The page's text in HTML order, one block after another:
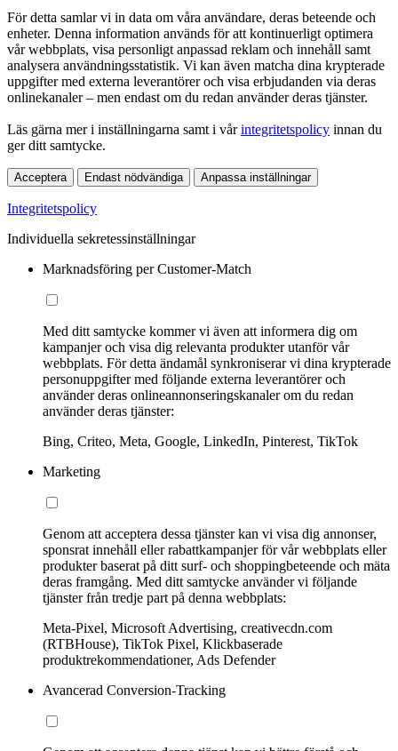
För detta samlar vi in data om våra användare, deras beteende och
enheter. Denna information används för att kontinuerligt optimera
vår webbplats, visa personligt anpassad reklam och innehåll samt
analysera användningsstatistik. Vi kan även matcha dina krypterade
uppgifter med externa leverantörer och visa erbjudanden via deras
onlinekanaler – men endast om du redan använder deras tjänster.
Läs gärna mer i inställningarna samt i vårintegritetspolicy innan du
ger ditt samtycke.
Acceptera Endast nödvändiga Anpassa inställningar
Integritetspolicy
Individuella sekretessinställningar
Marknadsföring per Customer-Match
Med ditt samtycke kommer vi även att informera dig om
kampanjer och visa dig relevanta produkter utanför vår
webbplats. För detta ändamål synkroniserar vi dina krypterade
personuppgifter med följande externa leverantörer och
använder deras onlineannonseringskanaler om du redan
använder deras tjänster:
Bing, Criteo, Meta, Google, LinkedIn, Pinterest, TikTok
Marketing
Genom att acceptera dessa tjänster kan vi visa dig annonser,
sponsrat innehåll eller rabattkampanjer för vår webbplats eller
produkter baserat på ditt surf- och shoppingbeteende och mäta
deras framgång. Med ditt samtycke använder vi följande
tjänster från tredje part på denna webbplats:
Meta-Pixel, Microsoft Advertising, creativecdn.com
(RTBHouse), TikTok Pixel, Klickbaserade
produktrekommendationer, Ads Defender
Avancerad Conversion-Tracking